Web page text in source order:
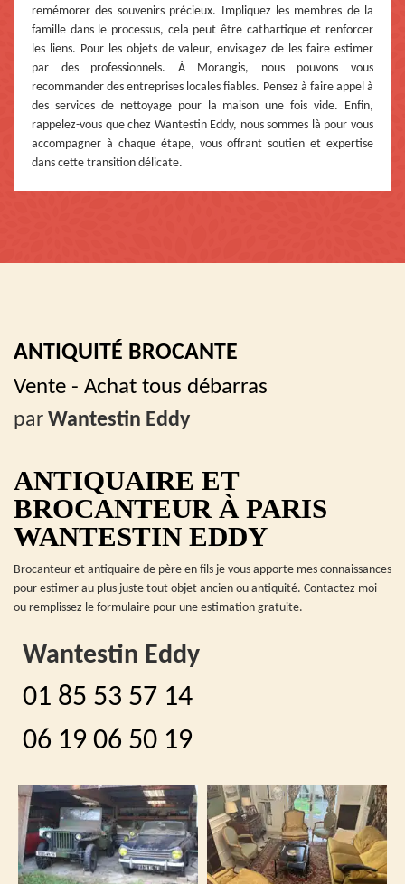
remémorer des souvenirs précieux. Impliquez les membres de la
famille dans le processus, cela peut être cathartique et renforcer
les liens. Pour les objets de valeur, envisagez de les faire estimer
par des professionnels. À Morangis, nous pouvons vous
recommander des entreprises locales fiables. Pensez à faire appel à
des services de nettoyage pour la maison une fois vide. Enfin,
rappelez-vous que chez Wantestin Eddy, nous sommes là pour vous
accompagner à chaque étape, vous offrant soutien et expertise
dans cette transition délicate.
ANTIQUITÉ BROCANTE
Vente - Achat tous débarras
par Wantestin Eddy
ANTIQUAIRE ET
BROCANTEUR À PARIS
WANTESTIN EDDY
Brocanteur et antiquaire de père en fils je vous apporte mes connaissances
pour estimer au plus juste tout objet ancien ou antiquité. Contactez moi
ou remplissez le formulaire pour une estimation gratuite.
Wantestin Eddy
01 85 53 57 14
06 19 06 50 19